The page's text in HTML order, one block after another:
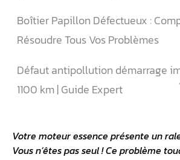
Boîtier Papillon Défectueux :
Résoudre Tous Vos Problèmes
Défaut antipollution démarrage
1100 km | Guide Expert
Votre moteur essence présente un
Vous n’êtes pas seul ! Ce problème